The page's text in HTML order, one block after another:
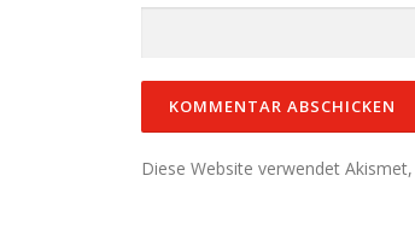
Diese Website verwendet